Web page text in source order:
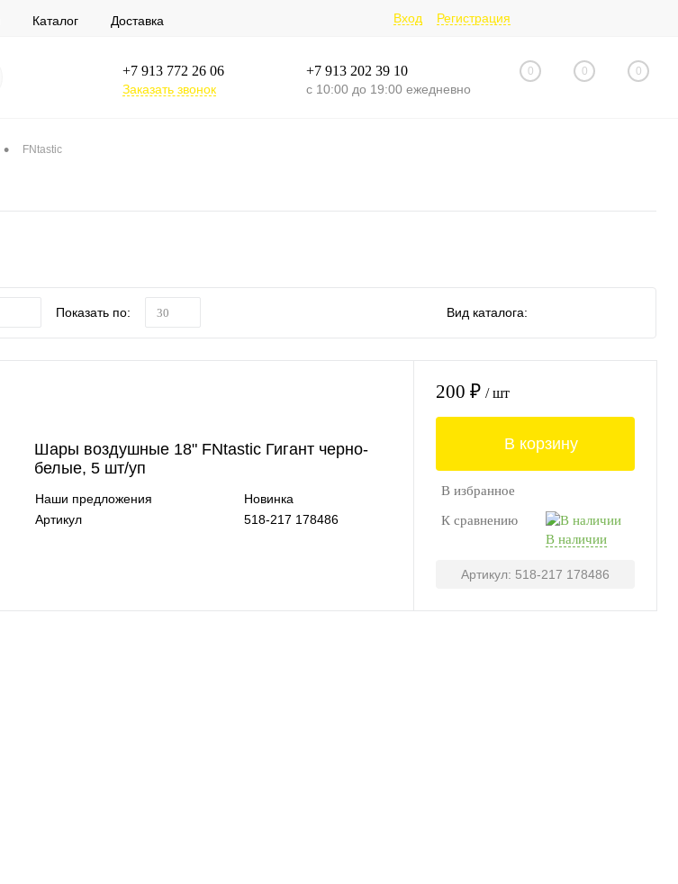
Каталог Доставка Вход Регистрация
+7 913 772 26 06
Заказать звонок
+7 913 202 39 10
с 10:00 до 19:00 ежедневно
0 0 0
• FNtastic
Показать по: 30 Вид каталога:
Шары воздушные 18" FNtastic Гигант черно-
белые, 5 шт/уп
Наши предложения
Новинка
Артикул
518-217 178486
200 ₽ / шт
В корзину
В избранное
К сравнению
В наличии
Артикул: 518-217 178486